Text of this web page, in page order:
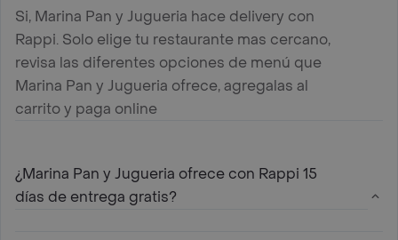
Si, Marina Pan y Jugueria hace delivery con
Rappi. Solo elige tu restaurante mas cercano,
revisa las diferentes opciones de menú que
Marina Pan y Jugueria ofrece, agregalas al
carrito y paga online
¿Marina Pan y Jugueria ofrece con Rappi 15
días de entrega gratis?